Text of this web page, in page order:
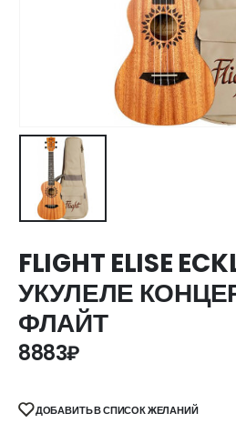
FLIGHT ELISE
УКУЛЕЛЕ
ФЛАЙТ
8883₽
ДОБАВИТЬ В СПИСОК ЖЕЛАНИЙ